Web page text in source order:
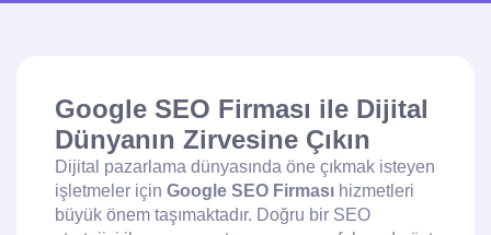
Google SEO Firması ile Dijital
Dünyanın Zirvesine Çıkın
Dijital pazarlama dünyasında öne çıkmak isteyen
işletmeler için Google SEO Firması hizmetleri
büyük önem taşımaktadır. Doğru bir SEO